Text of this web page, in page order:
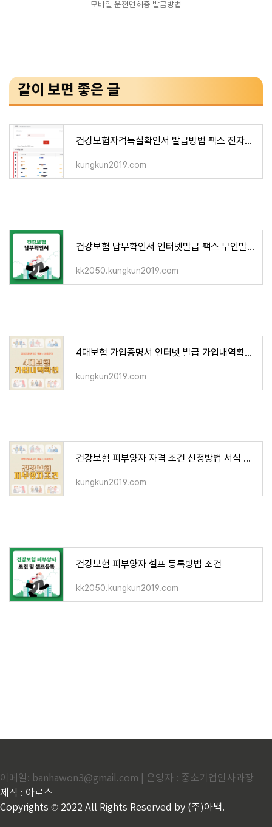
모바일 운전면허증 발급방법
같이 보면 좋은 글
건강보험자격득실확인서 발급방법 팩스 전자제출 PDF
kungkun2019.com
건강보험 납부확인서 인터넷발급 팩스 무인발급기
kk2050.kungkun2019.com
4대보험 가입증명서 인터넷 발급 가입내역확인서
kungkun2019.com
건강보험 피부양자 자격 조건 신청방법 서식 상실신고 계산방법
kungkun2019.com
건강보험 피부양자 셀프 등록방법 조건
kk2050.kungkun2019.com
이메일: banhawon3@gmail.com | 운영자 : 중소기업인사과장
제작 : 아로스
Copyrights © 2022 All Rights Reserved by (주)아백.